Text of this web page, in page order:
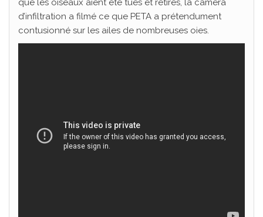
que les oiseaux aient été tués et retirés, la caméra
d’infiltration a filmé ce que PETA a prétendument
contusionné sur les ailes de nombreuses oies.